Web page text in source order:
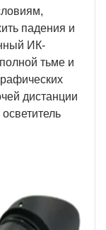
падения и
ИК-
тьме и
дистанции